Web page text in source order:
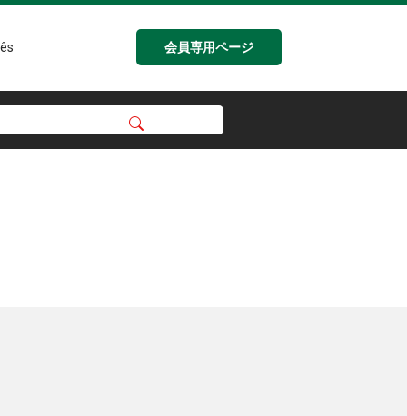
会員専用ページ